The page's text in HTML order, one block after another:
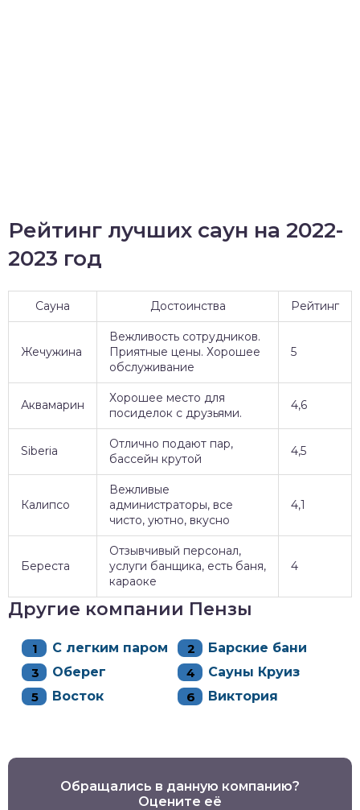
Рейтинг лучших саун на 2022-
2023 год
Сауна Достоинства Рейтинг
Жечужина
Вежливость сотрудников.
Приятные цены. Хорошее
обслуживание
5
Аквамарин
Хорошее место для
посиделок с друзьями.
4,6
Siberia
Отлично подают пар,
бассейн крутой
4,5
Калипсо
Вежливые
администраторы, все
чисто, уютно, вкусно
4,1
Береста
Отзывчивый персонал,
услуги банщика, есть баня,
караоке
4
Другие компании Пензы
С легким паром
Барские бани
Оберег
Сауны Круиз
Восток
Виктория
Обращались в данную компанию?
Оцените её